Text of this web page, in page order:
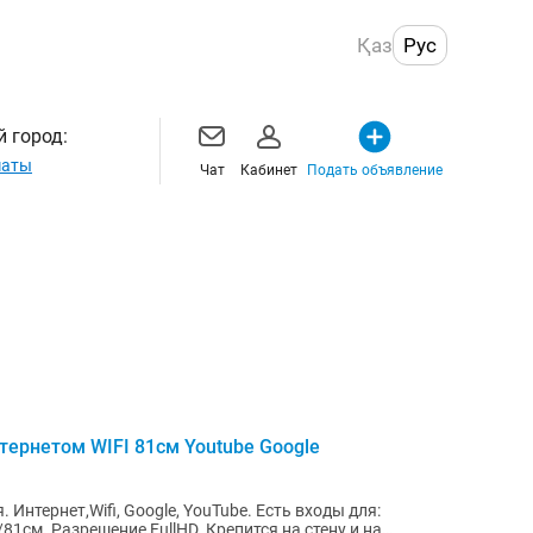
Қаз Рус
город:
Чат Кабинет Подать объявление
WIFI 81см Youtube Google
Google, YouTube. Есть входы для: